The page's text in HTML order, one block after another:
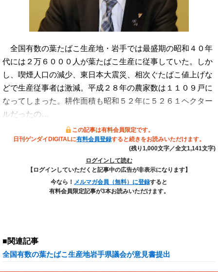
全国有数の葉たばこ生産地・岩手では最盛期の昭和４０年
代には２万６０００人が葉たばこ生産に従事していた。しか
し、喫煙人口の減少、東日本大震災、相次ぐたばこ値上げな
どで生産従事者は激減。平成２８年の農家数は１１０９戸に
なってしまった。耕作面積も昭和５２年に５２６１ヘクター
ルだったの…
この記事は有料会員限定です。
日刊ゲンダイDIGITALに有料会員登録すると続きをお読みいただけます。
(残り1,000文字／全文1,141文字)
ログインして読む
【ログインしていただくと記事中の広告が非表示になります】
今なら！ メルマガ会員（無料）に登録すると
有料会員限定記事が3本お読みいただけます。
■関連記事
全国有数の葉たばこ生産地岩手県議会が意見書提出